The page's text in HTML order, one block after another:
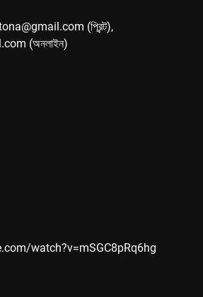
(প্রিন্ট),
(অনলাইন)
watch?v=mSGC8pRq6hg